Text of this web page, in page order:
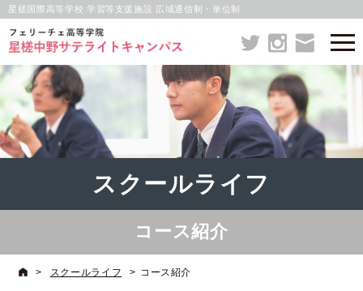
星槎国際高等学校 学習等支援施設 広域通信制・単位制
スクールライフ
コース紹介
> スクールライフ > コース紹介